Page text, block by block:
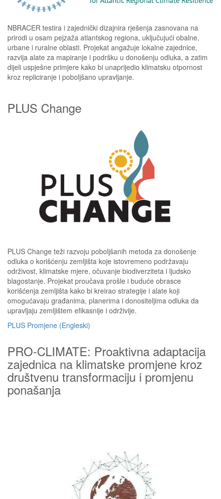
NBRACER testira i zajednički dizajnira rješenja zasnovana na
prirodi u osam pejzaža atlantskog regiona, uključujući obalne,
urbane i ruralne oblasti. Projekat angažuje lokalne zajednice,
razvija alate za mapiranje i podršku u donošenju odluka, a zatim
dijeli uspješne primjere kako bi unaprijedio klimatsku otpornost
kroz repliciranje i poboljšano upravljanje.
PLUS Change
PLUS Change teži razvoju poboljšanih metoda za donošenje
odluka o korišćenju zemljišta koje istovremeno podržavaju
održivost, klimatske mjere, očuvanje biodiverziteta i ljudsko
blagostanje. Projekat proučava prošle i buduće obrasce
korišćenja zemljišta kako bi kreirao strategije i alate koji
omogućavaju građanima, planerima i donositeljima odluka da
upravljaju zemljištem efikasnije i održivije.
PLUS Promjene (Engleski)
PRO-CLIMATE: Proaktivna adaptacija
zajednica na klimatske promjene kroz
društvenu transformaciju i promjenu
ponašanja